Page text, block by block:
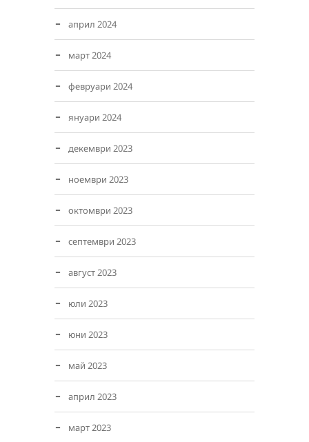
април 2024
март 2024
февруари 2024
януари 2024
декември 2023
ноември 2023
октомври 2023
септември 2023
август 2023
юли 2023
юни 2023
май 2023
април 2023
март 2023